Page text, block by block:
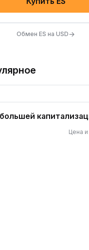
Обмен ES на USD→
Цена